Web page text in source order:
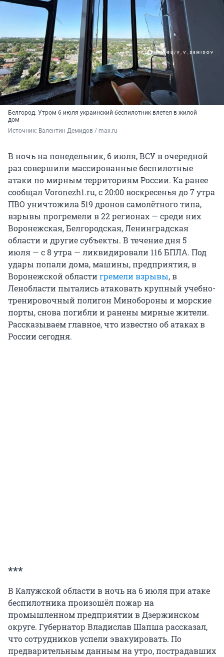
Белгород. Утром 6 июля украинский беспилотник влетел в жилой
дом
Источник: Валентин Демидов / max.ru
В ночь на понедельник, 6 июля, ВСУ в очередной
раз совершили массированные беспилотные
атаки по мирным территориям России. Ка ранее
сообщал Voronezh1.ru, с 20:00 воскресенья до 7 утра
ПВО уничтожила 519 дронов самолётного типа,
взрывы прогремели в 22 регионах — среди них
Воронежская, Белгородская, Ленинградская
области и другие субъекты. В течение дня 5
июля — с 8 утра — ликвидировали 116 БПЛА. Под
удары попали дома, машины, предприятия, в
Воронежской областигремели взрывы, в
Ленобласти пытались атаковать крупный учебно-
тренировочный полигон Минобороны и морские
порты, снова погибли и ранены мирные жители.
Рассказываем главное, что известно об атаках в
России сегодня.
***
В Калужской области в ночь на 6 июля при атаке
беспилотника произошёл пожар на
промышленном предприятии в Дзержинском
округе. Губернатор Владислав Шапша рассказал,
что сотрудников успели эвакуировать. По
предварительным данным на утро, пострадавших